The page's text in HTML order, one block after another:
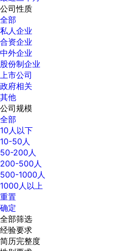
公司性质
全部
私人企业
合资企业
中外企业
股份制企业
上市公司
政府相关
其他
公司规模
全部
10人以下
10-50人
50-200人
200-500人
500-1000人
1000人以上
重置
确定
全部筛选
经验要求
简历完整度